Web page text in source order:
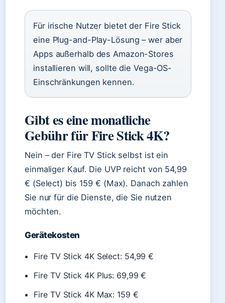
Für irische Nutzer bietet der Fire Stick
eine Plug-and-Play-Lösung – wer aber
Apps außerhalb des Amazon-Stores
installieren will, sollte die Vega-OS-
Einschränkungen kennen.
Gibt es eine monatliche
Gebühr für Fire Stick 4K?
Nein – der Fire TV Stick selbst ist ein
einmaliger Kauf. Die UVP reicht von 54,99
€ (Select) bis 159 € (Max). Danach zahlen
Sie nur für die Dienste, die Sie nutzen
möchten.
Gerätekosten
Fire TV Stick 4K Select: 54,99 €
Fire TV Stick 4K Plus: 69,99 €
Fire TV Stick 4K Max: 159 €